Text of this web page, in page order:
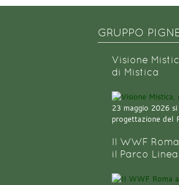
GRUPPO
Visione
di Mistica
23 maggio 2026
progettazione del
Il WWF
il Parco